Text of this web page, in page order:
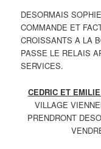
DESORMAIS
COMMANDE ET
CROISSANTS A LA
PASSE LE RELAIS
SERVICES.
CEDRIC ET
VILLAGE
PRENDRONT